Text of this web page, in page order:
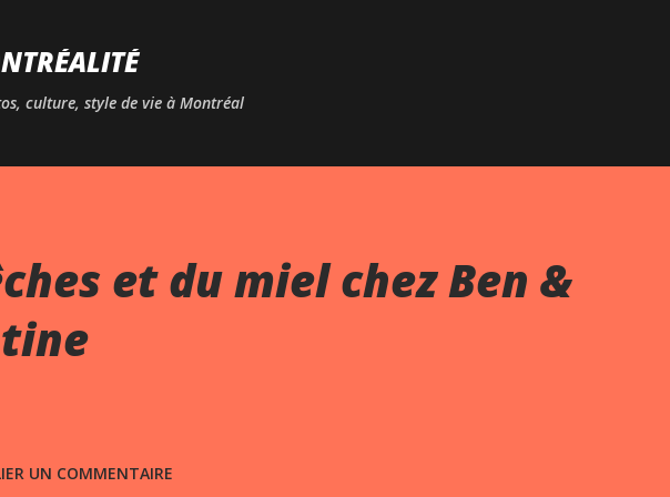
culture, style de vie à Montréal
et du miel chez Ben &
UN COMMENTAIRE